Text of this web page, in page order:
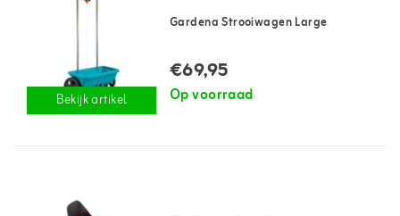
Bekijk artikel
Gardena Strooiwagen Large
€69,95
Op voorraad